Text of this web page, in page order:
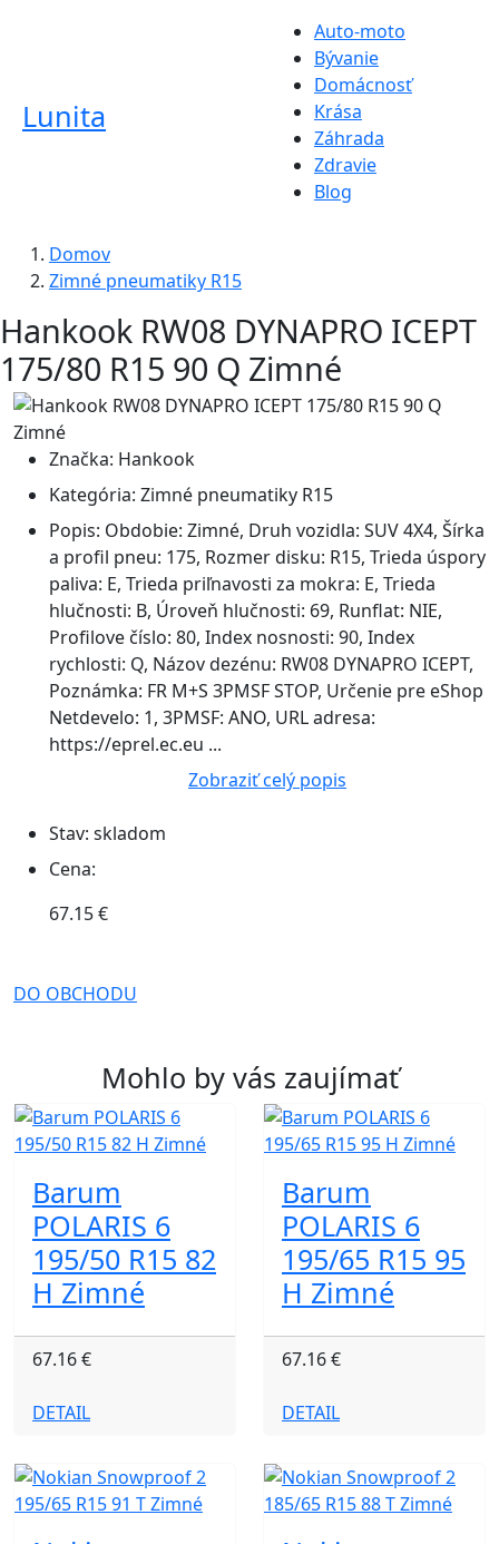
Lunita
Auto-moto
Bývanie
Domácnosť
Krása
Záhrada
Zdravie
Blog
Domov
Zimné pneumatiky R15
Hankook RW08 DYNAPRO ICEPT
175/80 R15 90 Q Zimné
Značka: Hankook
Kategória: Zimné pneumatiky R15
Popis: Obdobie: Zimné, Druh vozidla: SUV 4X4, Šírka
a profil pneu: 175, Rozmer disku: R15, Trieda úspory
paliva: E, Trieda priľnavosti za mokra: E, Trieda
hlučnosti: B, Úroveň hlučnosti: 69, Runflat: NIE,
Profilove číslo: 80, Index nosnosti: 90, Index
rychlosti: Q, Názov dezénu: RW08 DYNAPRO ICEPT,
Poznámka: FR M+S 3PMSF STOP, Určenie pre eShop
Netdevelo: 1, 3PMSF: ANO, URL adresa:
https://eprel.ec.eu ...
Zobraziť celý popis
Stav: skladom
Cena:
67.15 €
DO OBCHODU
Mohlo by vás zaujímať
Barum
POLARIS 6
195/50 R15 82
H Zimné
67.16 €
DETAIL
Barum
POLARIS 6
195/65 R15 95
H Zimné
67.16 €
DETAIL